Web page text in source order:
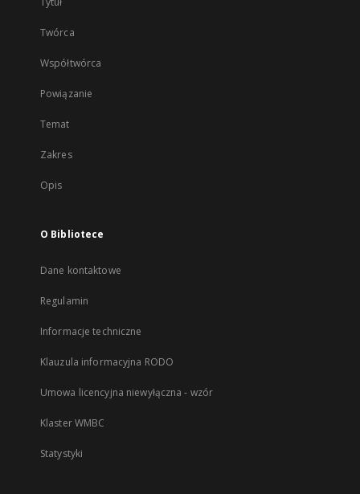
Twórca
Współtwórca
Powiązanie
Temat
Zakres
Opis
O Bibliotece
Dane kontaktowe
Regulamin
Informacje techniczne
Klauzula informacyjna RODO
Umowa licencyjna niewyłączna - wzór
Klaster WMBC
Statystyki